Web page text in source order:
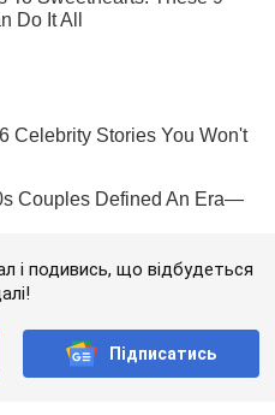
і подивись, що відбудеться
Підписатись